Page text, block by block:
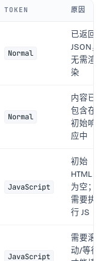
TOKEN 原因
Normal
已返回
JSON，
无需渲
染
Normal
内容已
包含在
初始响
应中
JavaScript
初始
HTML
为空；
需要执
行 JS
JavaScript
需要滚
动/等待